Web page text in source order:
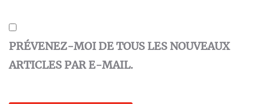
PRÉVENEZ-MOI DE TOUS LES NOUVEAUX
ARTICLES PAR E-MAIL.